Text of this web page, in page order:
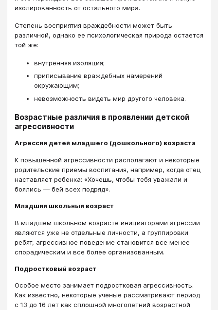
изолированность от остального мира.
Степень восприятия враждебности может быть
различной, однако ее психологическая природа остается
той же:
внутренняя изоляция;
приписывание враждебных намерений
окружающим;
невозможность видеть мир другого человека.
Возрастные различия в проявлении детской
агрессивности
Агрессия детей младшего (дошкольного) возраста
К повышенной агрессивности располагают и некоторые
родительские приемы воспитания, например, когда отец
наставляет ребенка: «Хочешь, чтобы тебя уважали и
боялись — бей всех подряд».
Младший школьный возраст
В младшем школьном возрасте инициаторами агрессии
являются уже не отдельные личности, а группировки
ребят, агрессивное поведение становится все менее
спорадическим и все более организованным.
Подростковый возраст
Особое место занимает подростковая агрессивность.
Как известно, некоторые ученые рассматривают период
с 13 до 16 лет как сплошной многолетний возрастной